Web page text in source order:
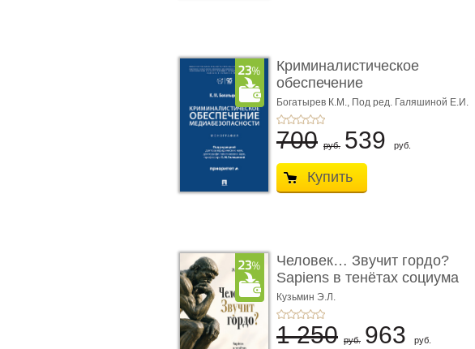
Криминалистическое
обеспечение
медиабезопас� ...
Богатырев К.М., Под ред. Галяшиной Е.И.
700 руб. 539 руб.
Купить
Человек… Звучит гордо?
Sapiens в тенётах социума
� ...
Кузьмин Э.Л.
1 250 руб. 963 руб.